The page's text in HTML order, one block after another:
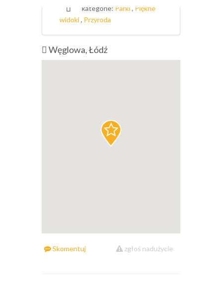
kategorie: Parki , Piękne
widoki, Przyroda
Węglowa, Łódź
Skomentuj zgłoś nadużycie